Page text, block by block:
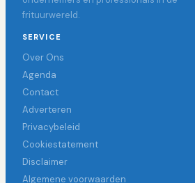
frituurwereld.
SERVICE
Over Ons
Agenda
Contact
Adverteren
Privacybeleid
Cookiestatement
Disclaimer
Algemene voorwaarden